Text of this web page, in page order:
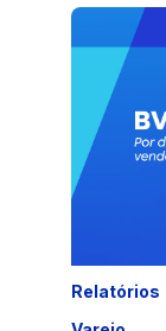
Relatórios